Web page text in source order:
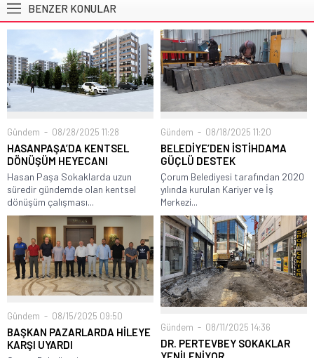
BENZER KONULAR
Gündem 08/28/2025 11:28
HASANPAŞA’DA KENTSEL
DÖNÜŞÜM HEYECANI
Hasan Paşa Sokaklarda uzun
süredir gündemde olan kentsel
dönüşüm çalışması...
Gündem 08/18/2025 11:20
BELEDİYE’DEN İSTİHDAMA
GÜÇLÜ DESTEK
Çorum Belediyesi tarafından 2020
yılında kurulan Kariyer ve İş
Merkezi...
Gündem 08/15/2025 09:50
BAŞKAN PAZARLARDA HİLEYE
KARŞI UYARDI
Gündem 08/11/2025 14:36
DR. PERTEVBEY SOKAKLAR